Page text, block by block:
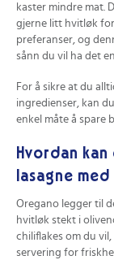
kaster mindre mat.
gjerne litt hvitløk
preferanser, og
sånn du vil ha det
For å sikre at du
ingredienser, kan
enkel måte å spare
Hvordan
lasagne
Oregano legger til
hvitløk stekt i
chiliflakes om du
servering for